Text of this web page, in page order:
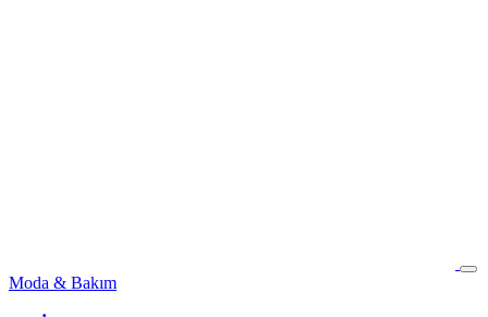
Moda & Bakım